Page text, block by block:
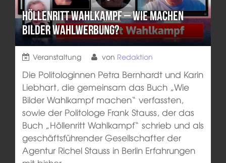
Höllenritt Wahlkampf – Wie machen
Bilder Wahlwerbung?
Veranstaltung von Redaktion
Die Politologinnen Petra Bernhardt und Karin
Liebhart, die gemeinsam das Buch „Wie
Bilder Wahlkampf machen“ verfassten,
sowie der Politologe Frank Stauss, der das
Buch „Höllenritt Wahlkampf“ schrieb und als
geschäftsführender Gesellschafter der
Agentur Richel Stauss in Berlin Erfahrungen